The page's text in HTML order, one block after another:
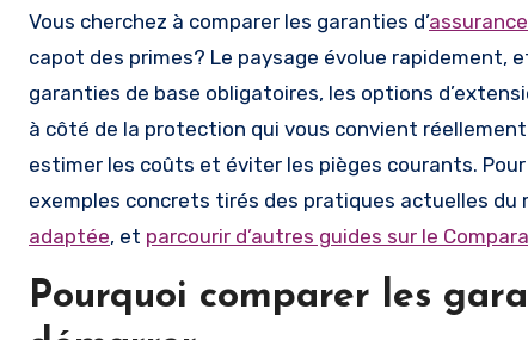
Vous cherchez à comparer les garanties d’
capot des primes? Le paysage évolue rapidement,
garanties de base obligatoires, les options
à côté de la protection qui vous convient
estimer les coûts et éviter les pièges courants.
exemples concrets tirés des pratiques actuelles du
adaptée, et parcourir d’autres guides sur le
Pourquoi comparer les